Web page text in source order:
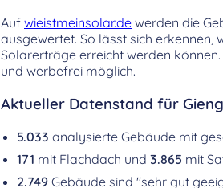
Auf wieistmeinsolar.de werden die
ausgewertet. So lässt sich
Solarerträge erreicht werden
und werbefrei möglich.
Aktueller Datenstand für
5.033 analysierte Gebäude mit
171 mit Flachdach und 3.865 mit
2.749 Gebäude sind "sehr gut